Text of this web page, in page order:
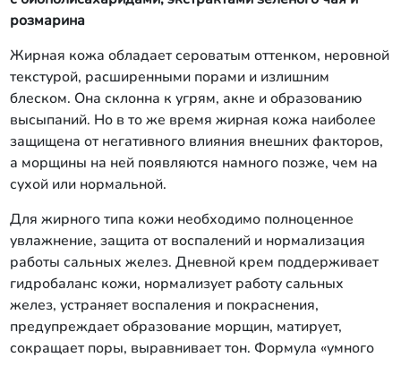
розмарина
Жирная кожа обладает сероватым оттенком, неровной
текстурой, расширенными порами и излишним
блеском. Она склонна к угрям, акне и образованию
высыпаний. Но в то же время жирная кожа наиболее
защищена от негативного влияния внешних факторов,
а морщины на ней появляются намного позже, чем на
сухой или нормальной.
Для жирного типа кожи необходимо полноценное
увлажнение, защита от воспалений и нормализация
работы сальных желез. Дневной крем поддерживает
гидробаланс кожи, нормализует работу сальных
желез, устраняет воспаления и покраснения,
предупреждает образование морщин, матирует,
сокращает поры, выравнивает тон. Формула «умного